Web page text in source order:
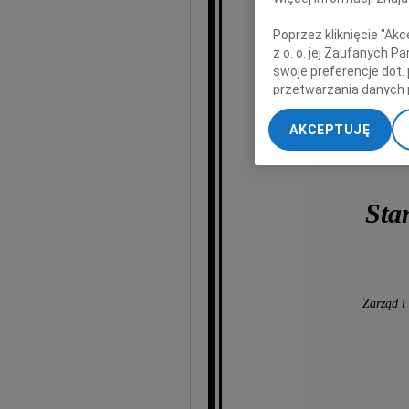
z
Zarząd i
Poprzez kliknięcie
z o. o. jej Zaufanych
swoje preferencje dot.
przetwarzania danych
„Ustawienia
My, nasi Zaufani
dokładnych danych
Przechowywanie
AKCEPTUJĘ